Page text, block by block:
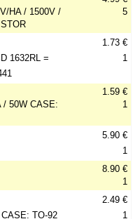
HA / 1500V /
5
1632RL =
1.73 €
1
/ 50W CASE:
1.59 €
1
5.90 €
1
8.90 €
1
TO-92
2.49 €
1